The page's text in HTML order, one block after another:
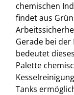
chemischen
findet aus
Gerade bei der
bedeutet
Palette
Tanks